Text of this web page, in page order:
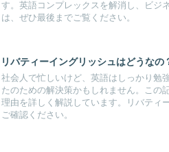
す。英語コンプレックスを解消し、ビジ
は、ぜひ最後までご覧ください。
リバティーイングリッシュはどうなの
社会人で忙しいけど、英語はしっかり勉
たのための解決策かもしれません。この
理由を詳しく解説しています。リバティ
ご確認ください。